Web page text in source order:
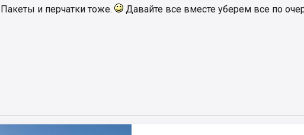
Пакеты и перчатки тоже.
Давайте все вместе уберем все по